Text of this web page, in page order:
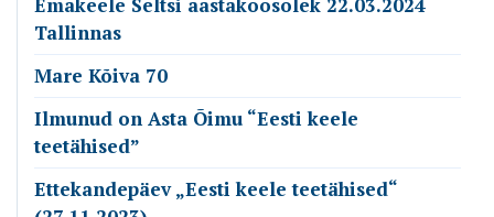
Tallinnas
Mare Kõiva 70
Ilmunud on Asta Õimu “Eesti keele
teetähised”
Ettekandepäev „Eesti keele teetähised“